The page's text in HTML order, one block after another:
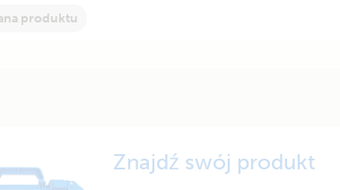
produktu
Znajdź swój produkt